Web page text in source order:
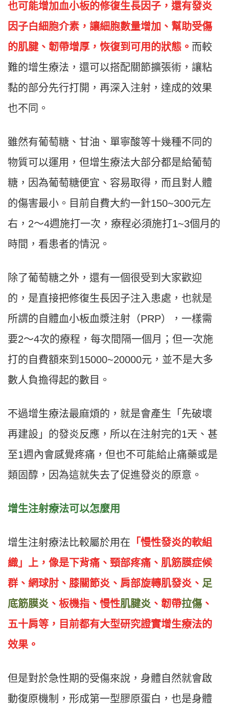
也可能增加血小板的修復生長因子，還有發炎
因子白細胞介素，讓細胞數量增加、幫助受傷
的肌腱、韌帶增厚，恢復到可用的狀態。 而較
難的增生療法，還可以搭配關節擴張術，讓粘
黏的部分先行打開，再深入注射，達成的效果
也不同。
雖然有葡萄糖、甘油、單寧酸等十幾種不同的
物質可以運用，但增生療法大部分都是給葡萄
糖，因為葡萄糖便宜、容易取得，而且對人體
的傷害最小。目前自費大約一針150~300元左
右，2～4週施打一次，療程必須施打1~3個月的
時間，看患者的情況。
除了葡萄糖之外，還有一個很受到大家歡迎
的，是直接把修復生長因子注入患處，也就是
所謂的自體血小板血漿注射（PRP），一樣需
要2～4次的療程，每次間隔一個月；但一次施
打的自費額來到15000~20000元，並不是大多
數人負擔得起的數目。
不過增生療法最麻煩的，就是會產生「先破壞
再建設」的發炎反應，所以在注射完的1天、甚
至1週內會感覺疼痛，但也不可能給止痛藥或是
類固醇，因為這就失去了促進發炎的原意。
增生注射療法可以怎麼用
增生注射療法比較屬於用在 「慢性發炎的軟組
織」上，像是下背痛、頸部疼痛、肌筋膜症候
群、網球肘、膝關節炎、肩部旋轉肌發炎、 足
底筋膜炎 、板機指、慢性肌腱炎 、韌帶拉傷、
五十肩等，目前都有大型研究證實增生療法的
效果。
但是對於急性期的受傷來說，身體自然就會啟
動復原機制，形成第一型膠原蛋白，也是身體